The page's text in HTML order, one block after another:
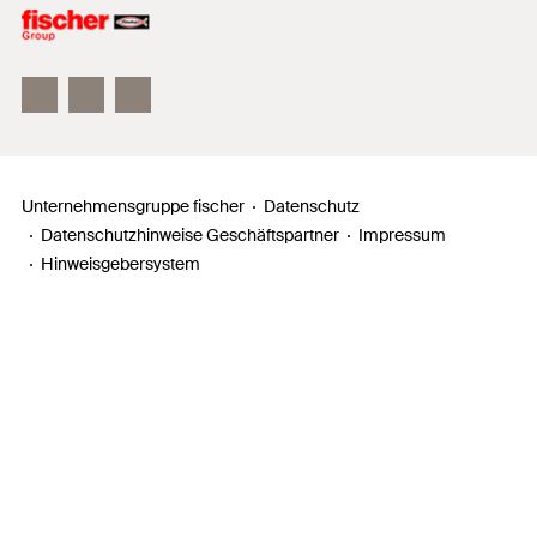
Unser Leitbild
Unternehmensgruppe fischer
Datenschutz
Datenschutzhinweise Geschäftspartner
Impressum
Hinweisgebersystem